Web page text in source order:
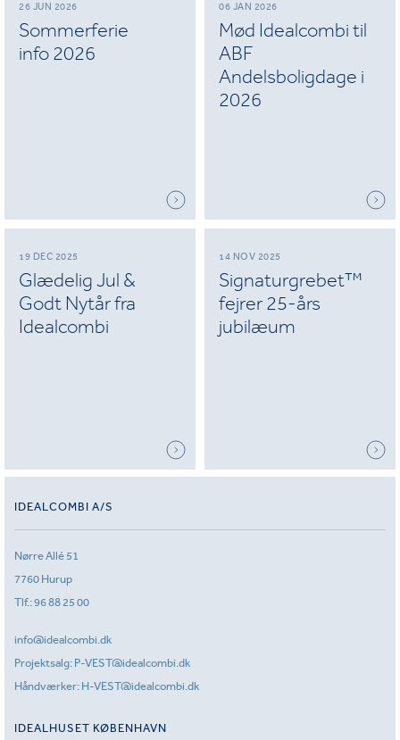
26 JUN 2026
Sommerferie
info 2026
06 JAN 2026
Mød Idealcombi til
ABF
Andelsboligdage i
2026
19 DEC 2025
Glædelig Jul &
Godt Nytår fra
Idealcombi
14 NOV 2025
Signaturgrebet™
fejrer 25-års
jubilæum
IDEALCOMBI A/S
Nørre Allé 51
7760 Hurup
Tlf.:96 88 25 00
info@idealcombi.dk
Projektsalg: P-VEST@idealcombi.dk
Håndværker: H-VEST@idealcombi.dk
IDEALHUSET KØBENHAVN